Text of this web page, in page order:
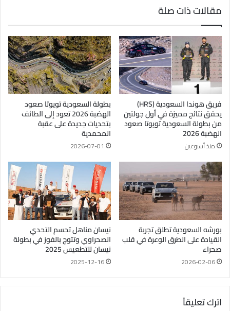
مقالات ذات صلة
فريق هوندا السعودية (HRS)
يحقق نتائج مميزة في أول جولتين
من بطولة السعودية تويوتا صعود
الهضبة 2026
منذ أسبوعين
بطولة السعودية تويوتا صعود
الهضبة 2026 تعود إلى الطائف
بتحديات جديدة على عقبة
المحمدية
2026-07-01
بورشه السعودية تطلق تجربة
القيادة على الطرق الوعرة في قلب
صحراء
2026-02-06
نيسان مناهل تحسم التحدي
الصحراوي وتتوج بالفوز في بطولة
نيسان للتطعيس 2025
2025-12-16
اترك تعليقاً